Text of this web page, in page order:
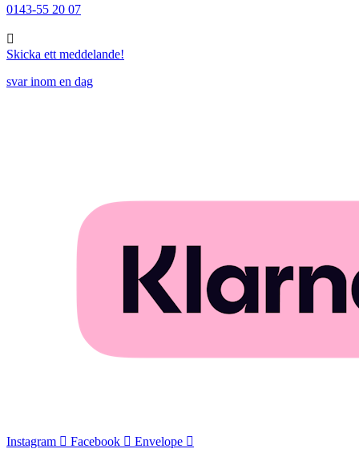
0143-55 20 07
Skicka ett meddelande!
svar inom en dag
Instagram Facebook Envelope